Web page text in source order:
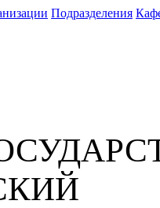
Подразделения